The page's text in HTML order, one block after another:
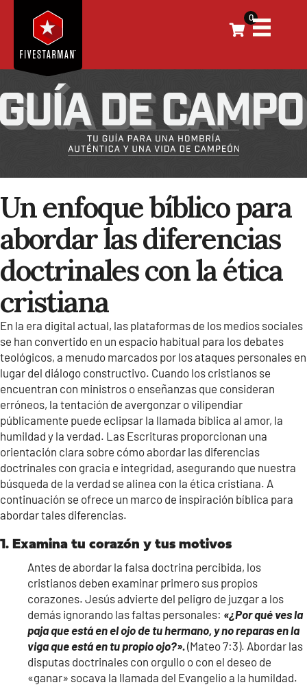
0
Un enfoque bíblico para
abordar las diferencias
doctrinales con la ética
cristiana
En la era digital actual, las plataformas de los medios sociales
se han convertido en un espacio habitual para los debates
teológicos, a menudo marcados por los ataques personales en
lugar del diálogo constructivo. Cuando los cristianos se
encuentran con ministros o enseñanzas que consideran
erróneos, la tentación de avergonzar o vilipendiar
públicamente puede eclipsar la llamada bíblica al amor, la
humildad y la verdad. Las Escrituras proporcionan una
orientación clara sobre cómo abordar las diferencias
doctrinales con gracia e integridad, asegurando que nuestra
búsqueda de la verdad se alinea con la ética cristiana. A
continuación se ofrece un marco de inspiración bíblica para
abordar tales diferencias.
1. Examina tu corazón y tus motivos
Antes de abordar la falsa doctrina percibida, los
cristianos deben examinar primero sus propios
corazones. Jesús advierte del peligro de juzgar a los
demás ignorando las faltas personales: «¿Por qué ves la
paja que está en el ojo de tu hermano, y no reparas en la
viga que está en tu propio ojo?». (Mateo 7:3). Abordar las
disputas doctrinales con orgullo o con el deseo de
«ganar» socava la llamada del Evangelio a la humildad.